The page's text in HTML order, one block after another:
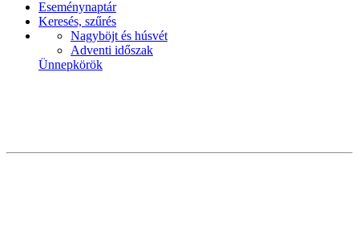
Eseménynaptár
Keresés, szűrés
Nagyböjt és húsvét
Adventi időszak
Ünnepkörök